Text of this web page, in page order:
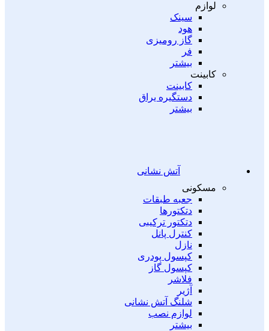
لوازم
سینک
هود
گاز رومیزی
فر
بیشتر
کابینت
کابینت
دستگیره یراق
بیشتر
آتش نشانی
مسکونی
جعبه طبقات
دتکتورها
دتکتور ترکیبی
کنترل پانل
نازل
کپسول پودری
کپسول گاز
فلاشر
آژیر
شلنگ آتش نشانی
لوازم نصب
بیشتر